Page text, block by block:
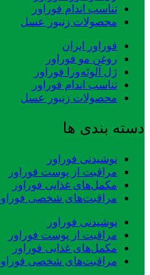
تناسب اندام فوراور
محصولات زنبور عسل
فوراور ایران
روغن مو فوراور
ژل آلوئه‌ورا فوراور
تناسب اندام فوراور
محصولات زنبور عسل
دسته بندی ها
نوشیدنی فوراور
مراقبت از پوست فوراور
مکمل‌های غذایی فوراور
مراقبت‌های شخصی
نوشیدنی فوراور
مراقبت از پوست فوراور
مکمل‌های غذایی فوراور
مراقبت‌های شخصی